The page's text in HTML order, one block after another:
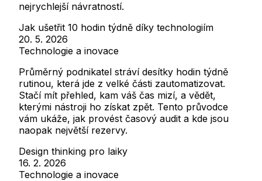
nejrychlejší návratností.
Jak ušetřit 10 hodin týdně díky technologiím
20. 5. 2026
Technologie a inovace
Průměrný podnikatel stráví desítky hodin týdně
rutinou, která jde z velké části zautomatizovat.
Stačí mít přehled, kam váš čas mizí, a vědět,
kterými nástroji ho získat zpět. Tento průvodce
vám ukáže, jak provést časový audit a kde jsou
naopak největší rezervy.
Design thinking pro laiky
16. 2. 2026
Technologie a inovace